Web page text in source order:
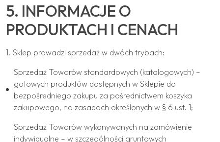
5. INFORMACJE O
PRODUKTACH I CENACH
1. Sklep prowadzi sprzedaż w dwóch trybach:
Sprzedaż Towarów standardowych (katalogowych) –
gotowych produktów dostępnych w Sklepie do
bezpośredniego zakupu za pośrednictwem koszyka
zakupowego, na zasadach określonych w § 6 ust. 1;
Sprzedaż Towarów wykonywanych na zamówienie
indywidualne – w szczególności gruntowych